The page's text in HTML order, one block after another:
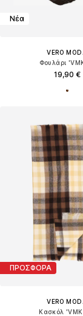
Νέα
VERO
Φουλάρι
19,90 €
ΠΡΟΣΦΟΡΑ
VERO
Κασκόλ